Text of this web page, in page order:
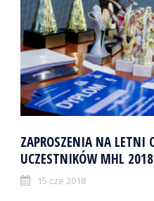
ZAPROSZENIA NA LETNI
UCZESTNIKÓW MHL 2018
15 cze 2018